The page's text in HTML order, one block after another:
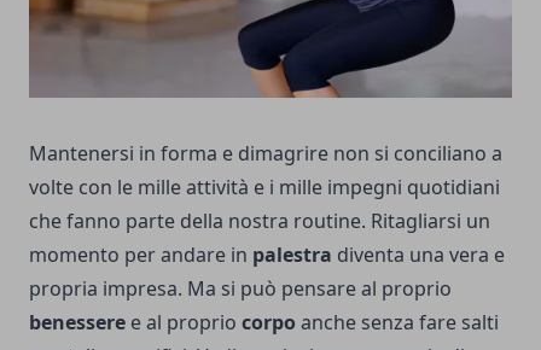
Mantenersi in forma e dimagrire non si conciliano a
volte con le mille attività e i mille impegni quotidiani
che fanno parte della nostra routine. Ritagliarsi un
momento per andare in palestra diventa una vera e
propria impresa. Ma si può pensare al proprio
benessere e al proprio corpo anche senza fare salti